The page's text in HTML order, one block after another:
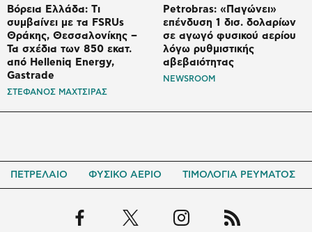
Βόρεια Ελλάδα: Tι
συμβαίνει με τα FSRUs
Θράκης, Θεσσαλονίκης –
Τα σχέδια των 850 εκατ.
από Helleniq Energy,
Gastrade
ΣΤΕΦΑΝΟΣ ΜΑΧΤΣΙΡΑΣ
Petrobras: «Παγώνει»
επένδυση 1 δισ. δολαρίων
σε αγωγό φυσικού αερίου
λόγω ρυθμιστικής
αβεβαιότητας
NEWSROOM
ΠΕΤΡΕΛΑΙΟ ΦΥΣΙΚΟ ΑΕΡΙΟ ΤΙΜΟΛΟΓΙΑ ΡΕΥΜΑΤΟΣ